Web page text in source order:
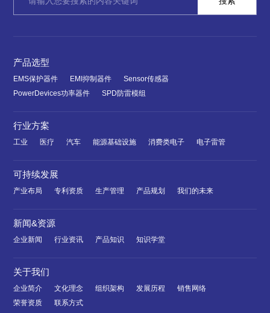
产品选型
EMS保护器件 EMI抑制器件
Sensor传感器
PowerDevices功率器件
SPD防雷模组
行业方案
工业 医疗 汽车 能源基础设施 消费类电子 电子雷管
可持续发展
产业布局 专利资质 生产管理 产品规划 我们的未来
新闻&资源
企业新闻 行业资讯 产品知识 知识学堂
关于我们
企业简介 文化理念 组织架构 发展历程
销售网络
荣誉资质
联系方式